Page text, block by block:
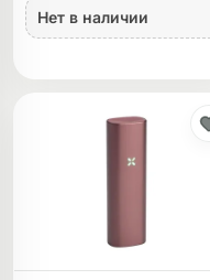
Нет в наличии